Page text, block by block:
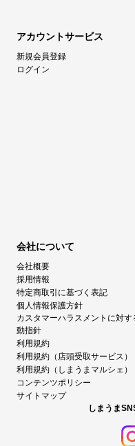
アカウントサービス
新規会員登録
ログイン
会社について
会社概要
採用情報
特定商取引に基づく表記
個人情報保護方針
カスタマーハラスメントに対す
動指針
利用規約
利用規約（店頭受取サービス）
利用規約（しまうまマルシェ）
コンテンツポリシー
サイトマップ
しまうま